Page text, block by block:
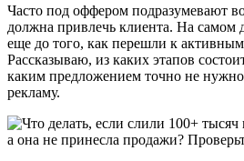
Часто под оффером подразумевают
должна привлечь клиента. На самом
еще до того, как перешли к
Рассказываю, из каких этапов
каким предложением точно не нужно
рекламу.